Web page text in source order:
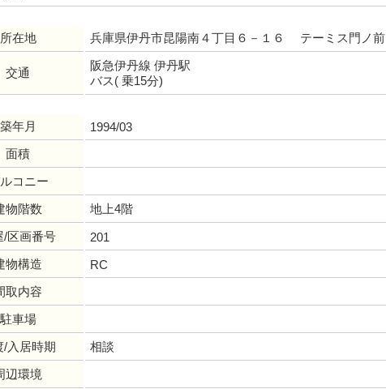
所在地 兵庫県伊丹市昆陽南４丁目６－１６ テーミス門ノ前
交通
阪急伊丹線 伊丹駅
バス( 乗15分)
築年月 1994/03
面積
コニー
物階数
地上4階
/区画番号
201
物構造
RC
取内容
駐車場
/入居時期
相談
辺環境